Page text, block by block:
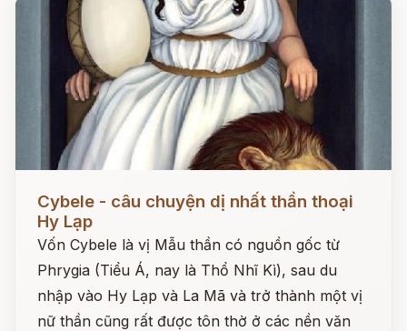
Cybele - câu chuyện dị nhất thần thoại
Hy Lạp
Vốn Cybele là vị Mẫu thần có nguồn gốc từ
Phrygia (Tiểu Á, nay là Thổ Nhĩ Kì), sau du
nhập vào Hy Lạp và La Mã và trở thành một vị
nữ thần cũng rất được tôn thờ ở các nền văn